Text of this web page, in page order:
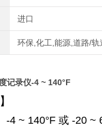
进口
环保,化工,能源,道路/
记录仪-4 ~ 140°F
-4 ~ 140°F 或 -20 ~